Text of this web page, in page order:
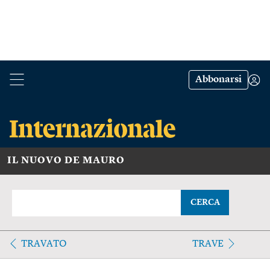
Abbonarsi
IL NUOVO DE MAURO
CERCA
TRAVATO TRAVE